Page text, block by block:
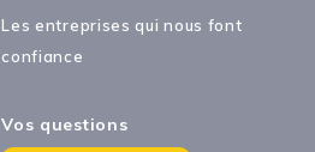
Les entreprises qui nous font
confiance
Vos questions